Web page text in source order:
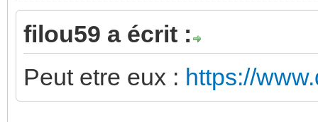
filou59 a écrit :
Peut etre eux : https://